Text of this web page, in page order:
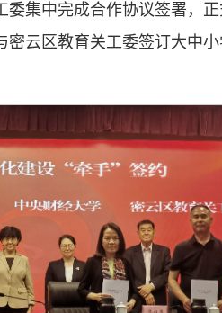
集中完成合作协议签署，
云区教育关工委签订大中